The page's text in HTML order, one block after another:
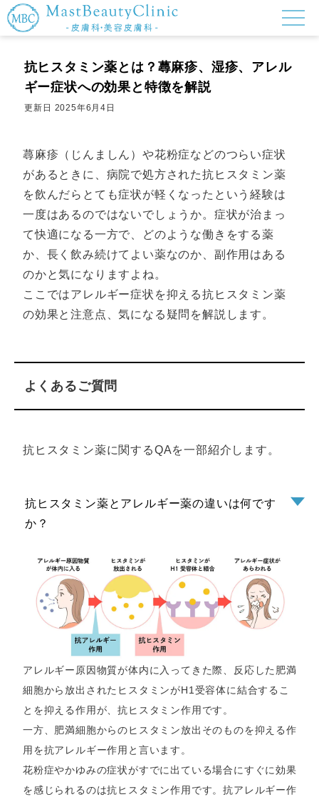
抗ヒスタミン薬とは？蕁麻疹、湿疹、アレル
ギー症状への効果と特徴を解説
更新日 2025年6月4日
蕁麻疹（じんましん）や花粉症などのつらい症状
があるときに、病院で処方された抗ヒスタミン薬
を飲んだらとても症状が軽くなったという経験は
一度はあるのではないでしょうか。症状が治まっ
て快適になる一方で、どのような働きをする薬
か、長く飲み続けてよい薬なのか、副作用はある
のかと気になりますよね。
ここではアレルギー症状を抑える抗ヒスタミン薬
の効果と注意点、気になる疑問を解説します。
よくあるご質問
抗ヒスタミン薬に関するQAを一部紹介します。
抗ヒスタミン薬とアレルギー薬の違いは何です
か？
アレルギー原因物質が体内に入ってきた際、反応した肥満
細胞から放出されたヒスタミンがH1受容体に結合するこ
とを抑える作用が、抗ヒスタミン作用です。
一方、肥満細胞からのヒスタミン放出そのものを抑える作
用を抗アレルギー作用と言います。
花粉症やかゆみの症状がすでに出ている場合にすぐに効果
を感じられるのは抗ヒスタミン作用です。抗アレルギー作